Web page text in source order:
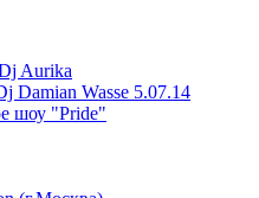
Aurika
Damian Wasse 5.07.14
шоу "Pride"